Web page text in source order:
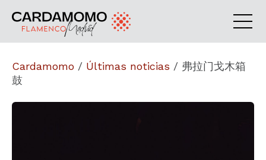
Cardamomo / Últimas noticias / 弗拉门戈木箱
鼓